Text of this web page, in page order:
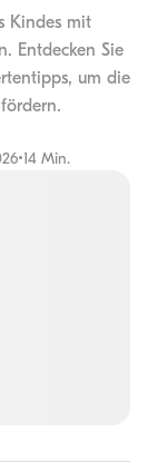
Kindes mit
Entdecken Sie
um die
•14 Min.